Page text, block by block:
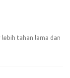
tahan lama dan